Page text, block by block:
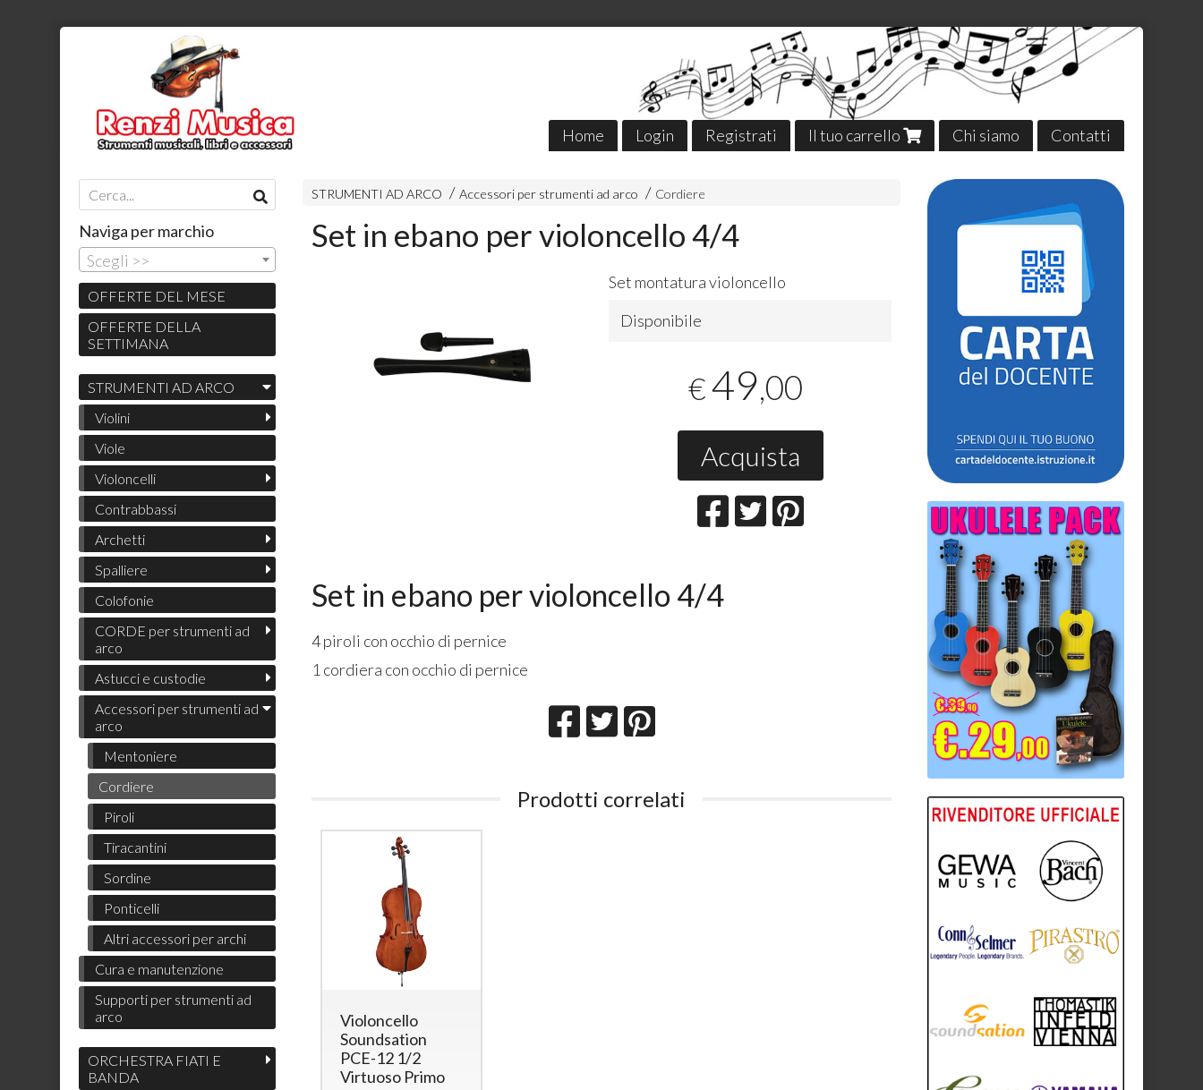
Home Login Registrati Il tuo carrello Chi siamo Contatti
STRUMENTI AD ARCO Accessori per strumenti ad arco Cordiere
Set in ebano per violoncello 4/4
Set montatura violoncello
Disponibile
€49,00
Acquista
Set in ebano per violoncello 4/4
4 piroli con occhio di pernice
1 cordiera con occhio di pernice
Prodotti correlati
Violoncello
Soundsation
PCE-12 1/2
Virtuoso Primo
Naviga per marchio
Scegli >>
OFFERTE DEL MESE
OFFERTE DELLA
SETTIMANA
STRUMENTI AD ARCO
Violini
Viole
Violoncelli
Contrabbassi
Archetti
Spalliere
Colofonie
CORDE per strumenti ad
arco
Astucci e custodie
Accessori per strumenti ad
arco
Mentoniere
Cordiere
Piroli
Tiracantini
Sordine
Ponticelli
Altri accessori per archi
Cura e manutenzione
Supporti per strumenti ad
arco
ORCHESTRA FIATI E
BANDA